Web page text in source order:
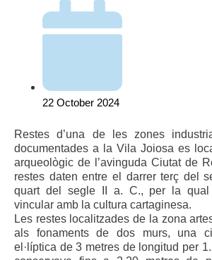
22 October 2024
Restes d’una de les zones
documentades a la Vila Joiosa es
arqueològic de l’avinguda Ciutat de
restes daten entre el darrer terç del
quart del segle II a. C., per la qual
vincular amb la cultura cartaginesa.
Les restes localitzades de la zona
als fonaments de dos murs, una
el·líptica de 3 metres de longitud per